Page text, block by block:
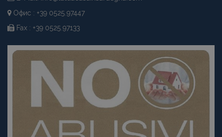
Офис : +39 0525.97447
Fax : +39 0525.97133